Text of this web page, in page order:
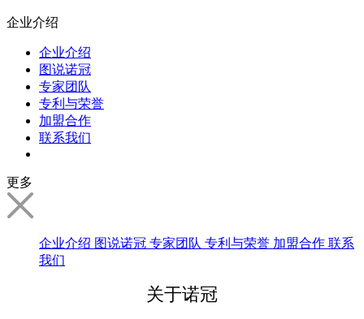
企业介绍
企业介绍
图说诺冠
专家团队
专利与荣誉
加盟合作
联系我们
更多
企业介绍 图说诺冠 专家团队 专利与荣誉 加盟合作 联系
我们
关于诺冠